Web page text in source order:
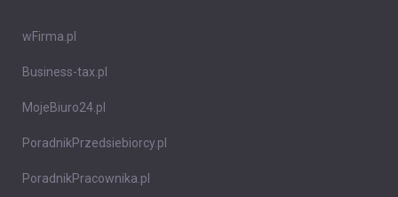
wFirma.pl
Business-tax.pl
MojeBiuro24.pl
PoradnikPrzedsiebiorcy.pl
PoradnikPracownika.pl